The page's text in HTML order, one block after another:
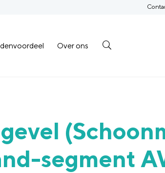
Over ons
segment